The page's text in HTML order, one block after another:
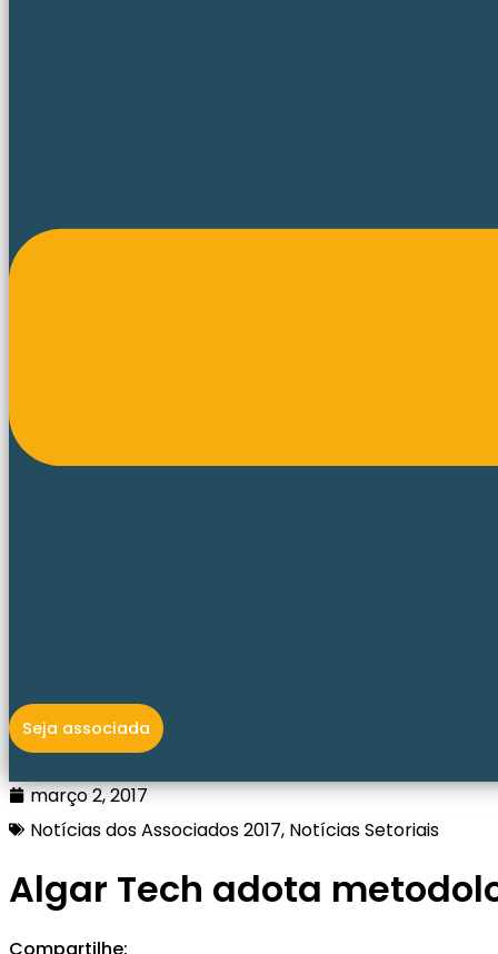
Seja associada
março 2, 2017
Notícias dos Associados 2017, Notícias Setoriais
Algar Tech adota